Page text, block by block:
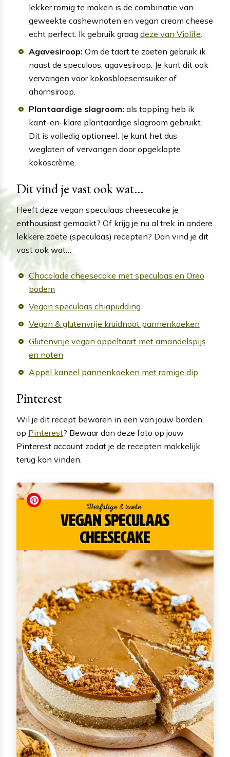
lekker romig te maken is de combinatie van
geweekte cashewnoten en vegan cream cheese
echt perfect. Ik gebruik graag deze van Violife
Agavesiroop: Om de taart te zoeten gebruik ik
naast de speculoos, agavesiroop. Je kunt dit ook
vervangen voor kokosbloesemsuiker of
ahornsiroop.
Plantaardige slagroom: als topping heb ik
kant-en-klare plantaardige slagroom gebruikt.
Dit is volledig optioneel. Je kunt het dus
weglaten of vervangen door opgeklopte
kokoscrème.
Dit vind je vast ook wat...
Heeft deze vegan speculaas cheesecake je
enthousiast gemaakt? Of krijg je nu al trek in andere
lekkere zoete (speculaas) recepten? Dan vind je dit
vast ook wat…
Chocolade cheesecake met speculaas en Oreo
bodem
Vegan speculaas chiapudding
Vegan & glutenvrije kruidnoot pannenkoeken
Glutenvrije vegan appeltaart met amandelspijs
en noten
Appel kaneel pannenkoeken met romige dip
Pinterest
Wil je dit recept bewaren in een van jouw borden
op Pinterest? Bewaar dan deze foto op jouw
Pinterest account zodat je de recepten makkelijk
terug kan vinden.